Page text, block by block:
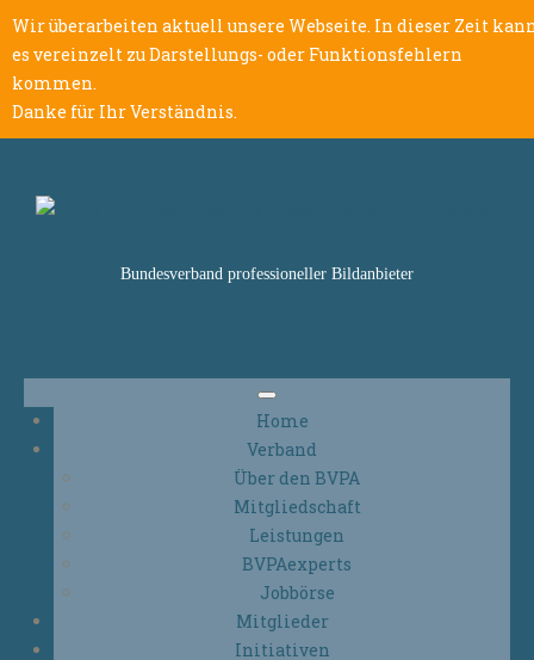
Wir überarbeiten aktuell unsere Webseite. In dieser Zeit
es vereinzelt zu Darstellungs- oder Funktionsfehlern
kommen.
Danke für Ihr Verständnis.
Bundesverband professioneller Bildanbieter
Home
Verband
Über den BVPA
Mitgliedschaft
Leistungen
BVPAexperts
Jobbörse
Mitglieder
Initiativen